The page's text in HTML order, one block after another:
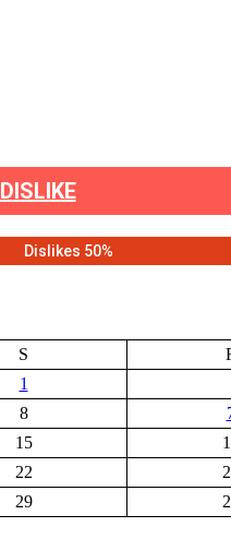
DISLIKE
50% Dislikes
S
1
8
15
22
29